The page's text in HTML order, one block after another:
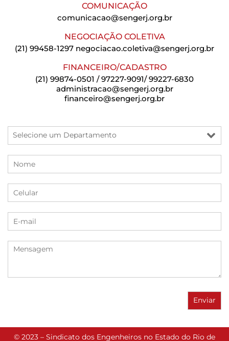
COMUNICAÇÃO
comunicacao@sengerj.org.br
NEGOCIAÇÃO COLETIVA
(21) 99458-1297 negociacao.coletiva@sengerj.org.br
FINANCEIRO/CADASTRO
(21) 99874-0501 / 97227-9091/ 99227-6830
administracao@sengerj.org.br
financeiro@sengerj.org.br
© 2023 – Sindicato dos Engenheiros no Estado do Rio de